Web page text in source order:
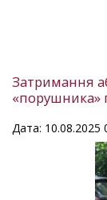
Затримання
«порушника»
Дата: 10.08.2025